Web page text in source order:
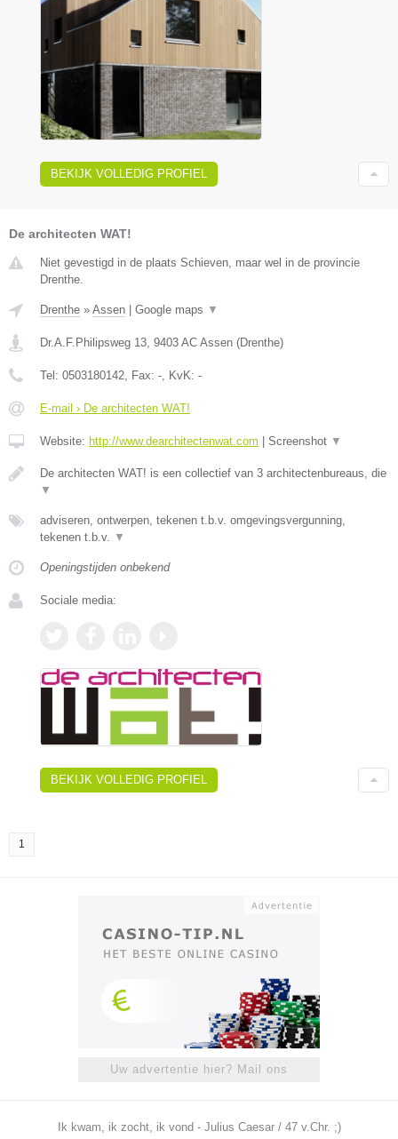
BEKIJK VOLLEDIG PROFIEL
De architecten WAT!
Niet gevestigd in de plaats Schieven, maar wel in de provincie
Drenthe.
Drenthe » Assen Google maps ▼
Dr.A.F.Philipsweg 13 9403 AC Assen (Drenthe)
Tel: 0503180142 , Fax: - , KvK: -
E-mail › De architecten WAT!
Website: http://www.dearchitectenwat.com Screenshot ▼
De architecten WAT! is een collectief van 3 architectenbureaus, die
▼
adviseren, ontwerpen, tekenen t.b.v. omgevingsvergunning,
tekenen t.b.v.
▼
Openingstijden onbekend
Sociale media:
BEKIJK VOLLEDIG PROFIEL
1
Uw advertentie hier? Mail ons
Ik kwam, ik zocht, ik vond - Julius Caesar / 47 v.Chr. ;)